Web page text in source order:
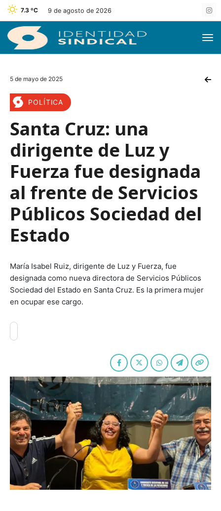
7.3 ºC 9 de agosto de 2026
5 de mayo de 2025
POLÍTICA
Santa Cruz: una
dirigente de Luz y
Fuerza fue designada
al frente de Servicios
Públicos Sociedad del
Estado
María Isabel Ruiz, dirigente de Luz y Fuerza, fue
designada como nueva directora de Servicios Públicos
Sociedad del Estado en Santa Cruz. Es la primera mujer
en ocupar ese cargo.